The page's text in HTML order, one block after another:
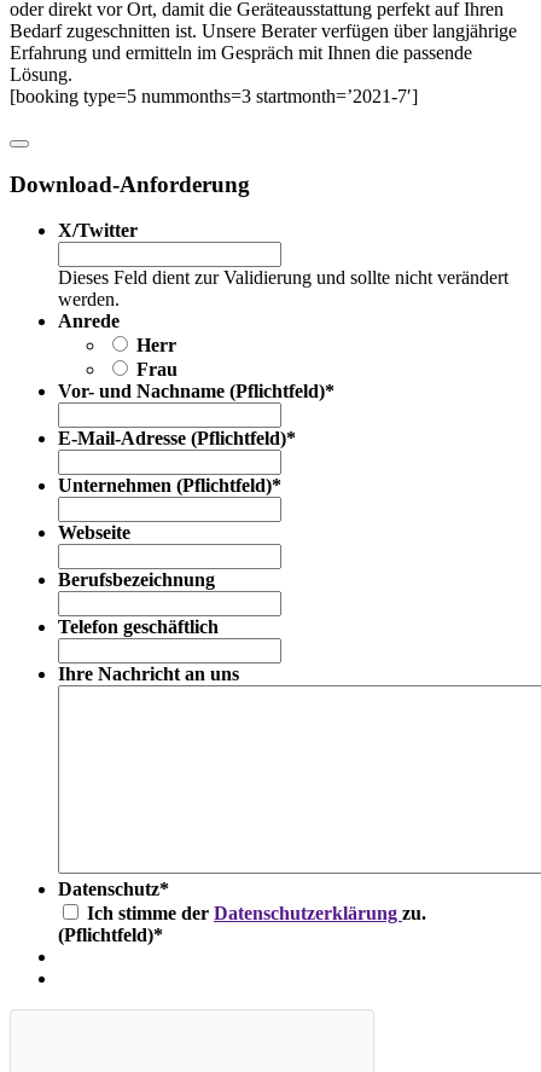
oder direkt vor Ort, damit die Geräteausstattung perfekt auf Ihren
Bedarf zugeschnitten ist. Unsere Berater verfügen über langjährige
Erfahrung und ermitteln im Gespräch mit Ihnen die passende
Lösung.
[booking type=5 nummonths=3 startmonth=’2021-7′]
Download-Anforderung
X/Twitter
Dieses Feld dient zur Validierung und sollte nicht verändert
werden.
Anrede
Herr
Frau
Vor- und Nachname (Pflichtfeld)*
E-Mail-Adresse (Pflichtfeld)*
Unternehmen (Pflichtfeld)*
Webseite
Berufsbezeichnung
Telefon geschäftlich
Ihre Nachricht an uns
Datenschutz*
Ich stimme der Datenschutzerklärung zu.
(Pflichtfeld)*